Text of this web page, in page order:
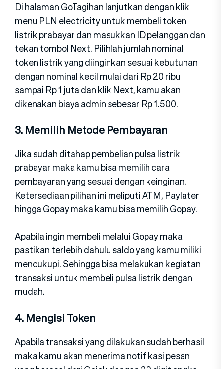
Di halaman GoTagihan lanjutkan dengan klik
menu PLN electricity untuk membeli token
listrik prabayar dan masukkan ID pelanggan dan
tekan tombol Next. Pilihlah jumlah nominal
token listrik yang diinginkan sesuai kebutuhan
dengan nominal kecil mulai dari Rp 20 ribu
sampai Rp 1 juta dan klik Next, kamu akan
dikenakan biaya admin sebesar Rp 1.500.
3. Memilih Metode Pembayaran
Jika sudah ditahap pembelian pulsa listrik
prabayar maka kamu bisa memilih cara
pembayaran yang sesuai dengan keinginan.
Ketersediaan pilihan ini meliputi ATM, Paylater
hingga Gopay maka kamu bisa memilih Gopay.
Apabila ingin membeli melalui Gopay maka
pastikan terlebih dahulu saldo yang kamu miliki
mencukupi. Sehingga bisa melakukan kegiatan
transaksi untuk membeli pulsa listrik dengan
mudah.
4. Mengisi Token
Apabila transaksi yang dilakukan sudah berhasil
maka kamu akan menerima notifikasi pesan